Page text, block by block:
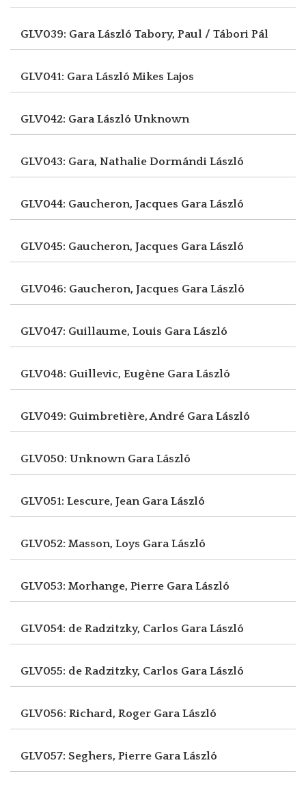
GLV039: Gara László Tabory, Paul / Tábori Pál
GLV041: Gara László Mikes Lajos
GLV042: Gara László Unknown
GLV043: Gara, Nathalie Dormándi László
GLV044: Gaucheron, Jacques Gara László
GLV045: Gaucheron, Jacques Gara László
GLV046: Gaucheron, Jacques Gara László
GLV047: Guillaume, Louis Gara László
GLV048: Guillevic, Eugène Gara László
GLV049: Guimbretière, André Gara László
GLV050: Unknown Gara László
GLV051: Lescure, Jean Gara László
GLV052: Masson, Loys Gara László
GLV053: Morhange, Pierre Gara László
GLV054: de Radzitzky, Carlos Gara László
GLV055: de Radzitzky, Carlos Gara László
GLV056: Richard, Roger Gara László
GLV057: Seghers, Pierre Gara László